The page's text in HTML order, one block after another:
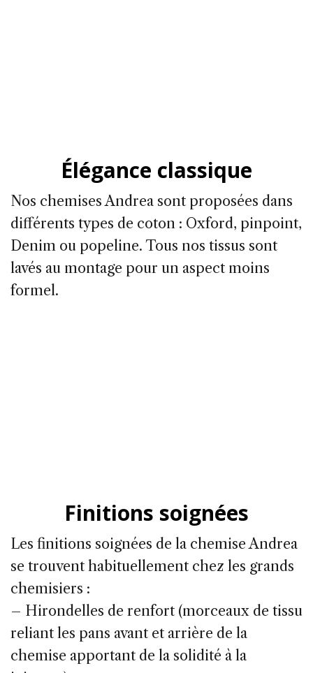
Élégance classique
Nos chemises Andrea sont proposées dans
différents types de coton : Oxford, pinpoint,
Denim ou popeline. Tous nos tissus sont
lavés au montage pour un aspect moins
formel.
Finitions soignées
Les finitions soignées de la chemise Andrea
se trouvent habituellement chez les grands
chemisiers :
– Hirondelles de renfort (morceaux de tissu
reliant les pans avant et arrière de la
chemise apportant de la solidité à la